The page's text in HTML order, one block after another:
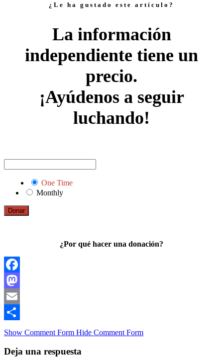
¿Le ha gustado este artículo?
La información
independiente tiene un
precio.
¡Ayúdenos a seguir
luchando!
One Time
Monthly
Donar
¿Por qué hacer una donación?
Facebook
Mastodon
Email
Compartir
Show Comment Form Hide Comment Form
Deja una respuesta